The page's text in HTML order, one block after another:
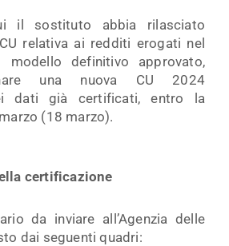
il sostituto abbia rilasciato
relativa ai redditi erogati nel
definitivo approvato,
una nuova CU 2024
dati già certificati, entro la
(18 marzo).
certificazione
da inviare all’Agenzia delle
dai seguenti quadri: